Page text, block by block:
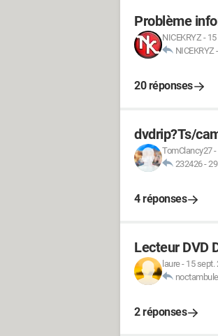
Problème
NICEKRYZ-
NICEKRYZ-
20 réponses
dvdrip?Ts/
TomClancy27-
232426-
4 réponses
Lecteur DVD
laure- 15 sept.
2 réponses